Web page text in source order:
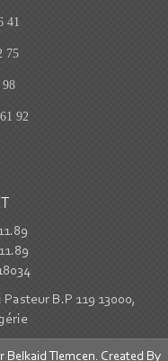
41
75
98
92
B.P 119 13000,
Tlemcen. Created By